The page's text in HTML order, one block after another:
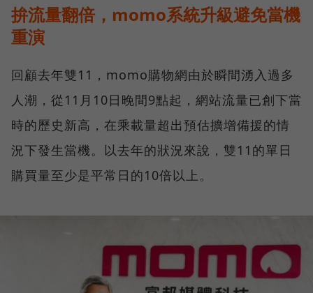
拚流量翻倍，momo系統升級避免當機
重演
回顧去年雙11，momo購物網由於瞬間湧入過多
人潮，從11月10日晚間9點起，網站流量已創下當
時的歷史新高，在乘載量超出預估擴增備援的情
況下發生當機。以去年的狀況來說，雙11的單日
購買量至少是平常日的10倍以上。